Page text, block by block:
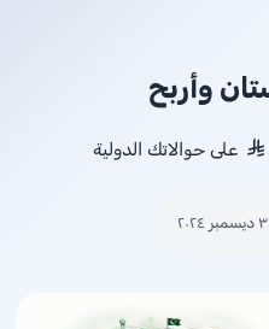
وأربح
على حوالاتك الدولية
٢٠٢٤